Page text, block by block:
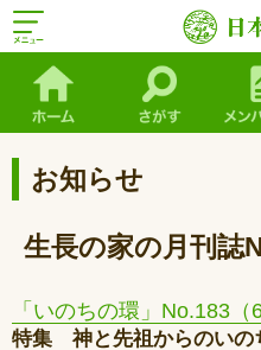
お知らせ
生長の家の月刊誌
「いのちの環」No.183（
特集 神と先祖からのいの